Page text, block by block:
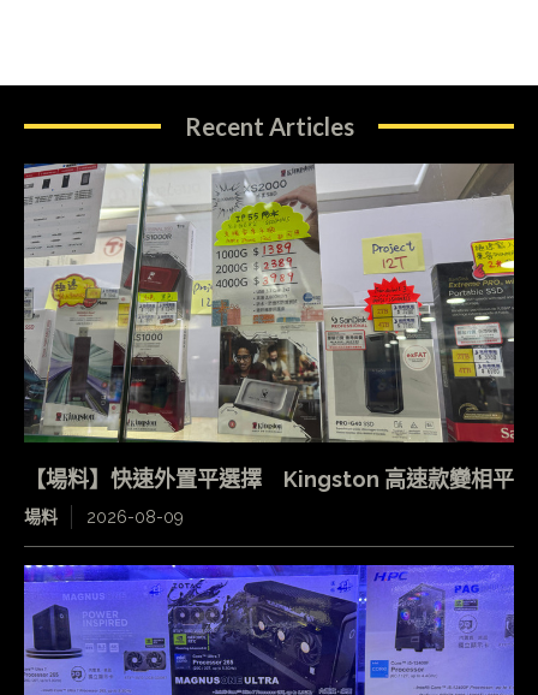
Recent Articles
【場料】快速外置平選擇 Kingston 高速款變相平
場料 2026-08-09